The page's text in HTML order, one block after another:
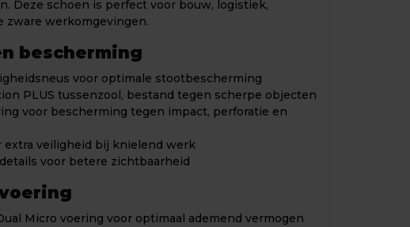
Deze schoen is perfect voor bouw, logistiek,
zware werkomgevingen.
bescherming
voor optimale stootbescherming
PLUS tussenzool, bestand tegen scherpe objecten
voor bescherming tegen impact, perforatie en
extra veiligheid bij knielend werk
voor betere zichtbaarheid
Micro voering voor optimaal ademend vermogen